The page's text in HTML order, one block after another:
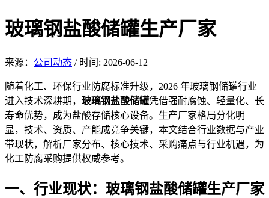
玻璃钢盐酸储罐生产厂家
来源： 公司动态 / 时间: 2026-06-12
随着化工、 环保行业防腐标准升级，2026 年玻璃钢储罐行业
进入技术深耕期， 玻璃钢盐酸储罐凭借强耐腐蚀、轻量化、长
寿命优势，成为盐酸存储核心设备。生产厂家格局分化明
显，技术、资质、产能成竞争关键，本文结合行业数据与产业
带现状，解析厂家分布、核心技术、采购痛点与行业机遇，为
化工防腐采购提供权威参考。
一、 行业现状：玻璃钢盐酸储罐生产厂家